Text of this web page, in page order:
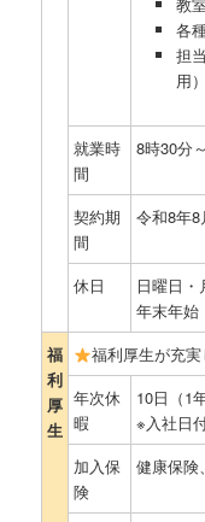
各
担
用）
就業時
間
8時30分
契約期
間
令和8年8
休日
日曜日・
年末年始
福
利
厚
生
福利厚生が充
年次休
暇
10日（1
※入社日
加入保
険
健康保険